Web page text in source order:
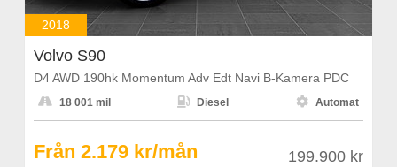
2018
Volvo S90
D4 AWD 190hk Momentum Adv Edt Navi B-Kamera PDC
 18 001 mil  Diesel  Automat
Från 2.179 kr/mån 199.900 kr